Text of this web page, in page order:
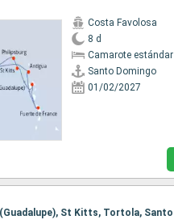
Costa Favolosa
8 d
Camarote estándar
Santo Domingo
01/02/2027